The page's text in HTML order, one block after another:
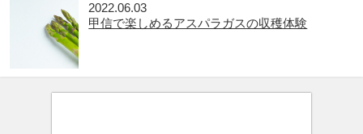
2022.06.03
甲信で楽しめるアスパラガスの収穫体験